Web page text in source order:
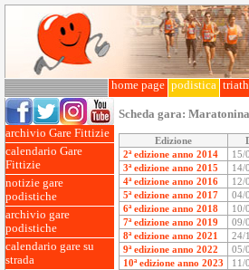
home page podistica
archivio Gare Fittizie
calendario Gare
Fittizie
notizie gare
podistiche
archivio gare
podistiche
calendario gare su
strada
Scheda gara:
Edizione
2ª edizione anno 2014
15/
3ª edizione anno 2015
14/
4ª edizione anno 2016
12/
5ª edizione anno 2017
04/
6ª edizione anno 2018
10/
7ª edizione anno 2019
09/
8ª edizione anno 2021
24/
9ª edizione anno 2022
05/
10ª edizione anno 2023
11/